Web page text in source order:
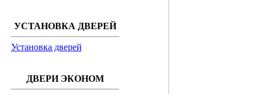
УСТАНОВКА ДВЕРЕЙ
Установка дверей
ДВЕРИ ЭКОНОМ